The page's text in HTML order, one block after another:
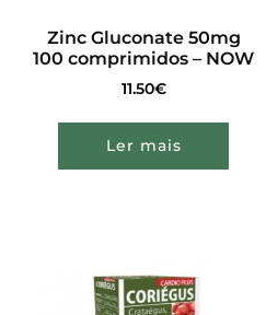
Zinc Gluconate 50mg
100 comprimidos – NOW
11.50€
Ler mais